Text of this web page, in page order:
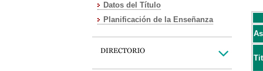
Datos del Título
Planificación de la Enseñanza